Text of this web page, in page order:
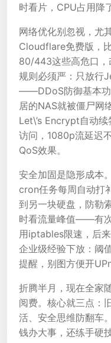
时看片，CPU占用降
网络优化别忽视，尤
Cloudflare免费版，
80/443这些高危口
规则必须严：只放行
——DDoS防御基本功
居的NAS就被僵尸网
Let\’s Encrypt自动
访问，1080p流延迟
QoS效果。
安全加固是隐形成本
cron任务每周自动打
到另一块硬盘，防勒
时看流量峰值——有
用iptables限速，后
企业级经验下放：阈
提醒，别图方便开
折腾半月，现在全家
阅费。核心就三点：
活、安全思维防翻
钱办大事，还练手硬